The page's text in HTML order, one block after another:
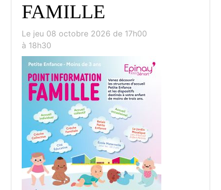
FAMILLE
Le jeu 08 octobre 2026 de 17h00
à 18h30